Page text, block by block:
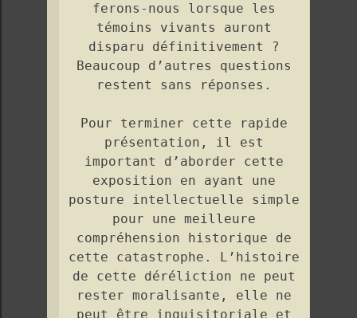
ferons-nous lorsque les
témoins vivants auront
disparu définitivement ?
Beaucoup d’autres questions
restent sans réponses.
Pour terminer cette rapide
présentation, il est
important d’aborder cette
exposition en ayant une
posture intellectuelle simple
pour une meilleure
compréhension historique de
cette catastrophe. L’histoire
de cette déréliction ne peut
rester moralisante, elle ne
peut être inquisitoriale et